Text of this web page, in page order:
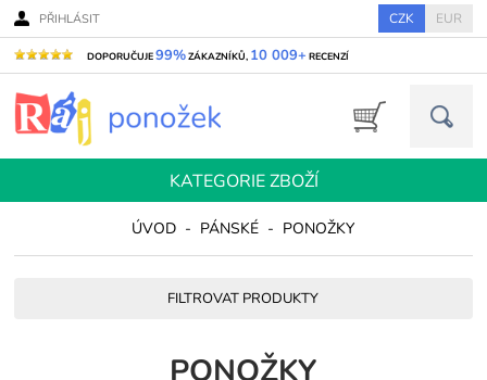
PŘIHLÁSIT CZK EUR
DOPORUČUJE99%ZÁKAZNÍKŮ, 10 009+ RECENZÍ
KATEGORIE ZBOŽÍ
ÚVOD - PÁNSKÉ - PONOŽKY
FILTROVAT PRODUKTY